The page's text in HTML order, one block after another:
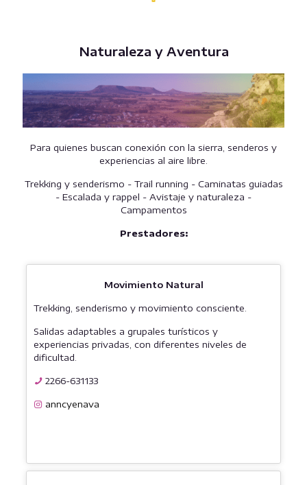
Naturaleza y Aventura
Para quienes buscan conexión con la sierra, senderos y
experiencias al aire libre.
Trekking y senderismo - Trail running - Caminatas guiadas
- Escalada y rappel - Avistaje y naturaleza -
Campamentos
Prestadores:
Movimiento Natural
Trekking, senderismo y movimiento consciente.
Salidas adaptables a grupales turísticos y
experiencias privadas, con diferentes niveles de
dificultad.
2266-631133
anncyenava